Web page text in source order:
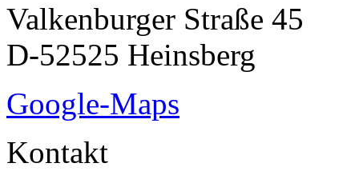
Valkenburger Straße 45
D-52525 Heinsberg
Google-Maps
Kontakt